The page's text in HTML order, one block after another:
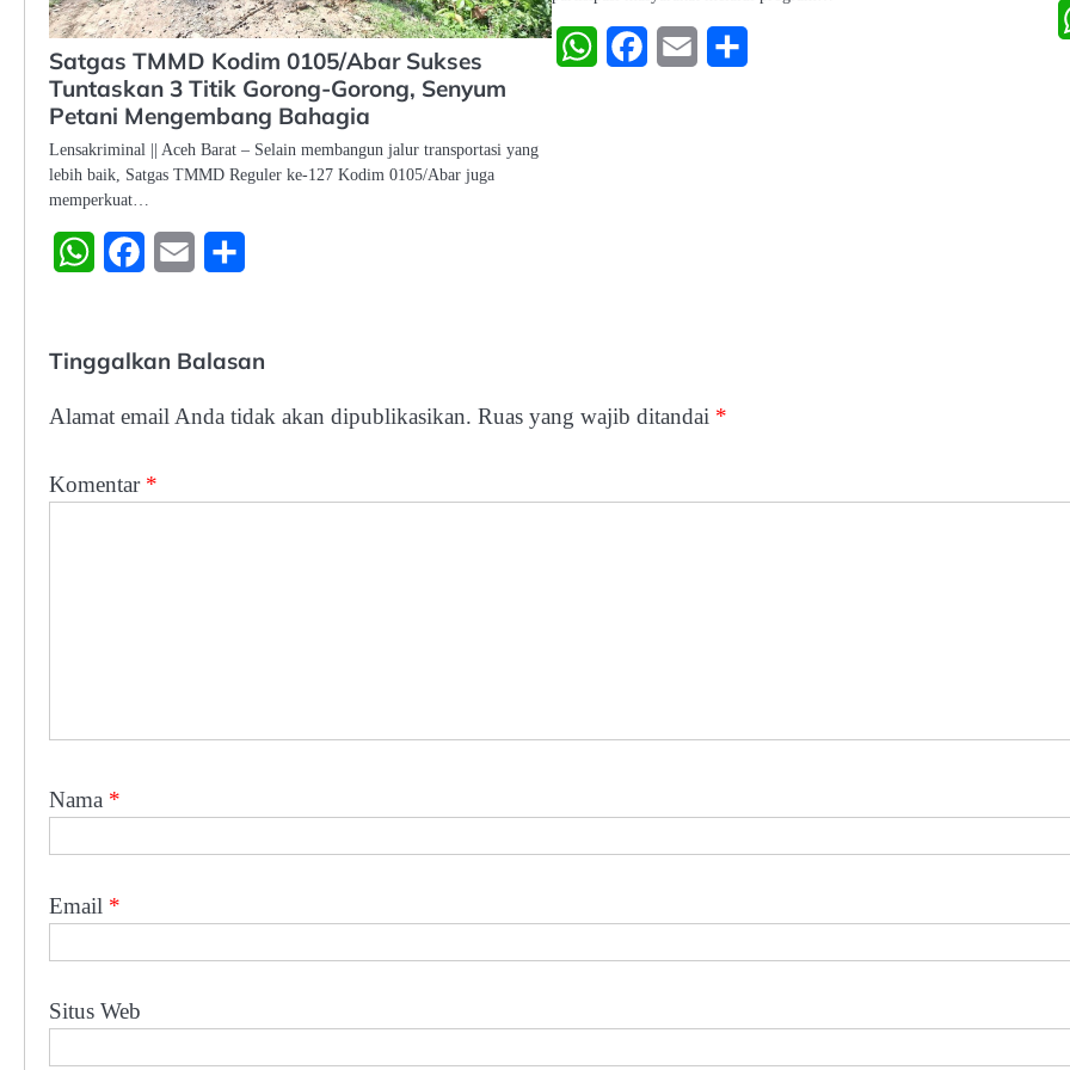
Satgas TMMD Kodim 0105/Abar Sukses
Tuntaskan 3 Titik Gorong-Gorong, Senyum
Petani Mengembang Bahagia
Lensakriminal || Aceh Barat – Selain membangun jalur transportasi yang
lebih baik, Satgas TMMD Reguler ke-127 Kodim 0105/Abar juga
memperkuat…
WhatsAppFacebookEmail
WhatsAppFacebookEmail
Tinggalkan Balasan
Alamat email Anda tidak akan dipublikasikan. Ruas yang wajib ditandai *
Komentar *
Nama *
Email *
Situs Web